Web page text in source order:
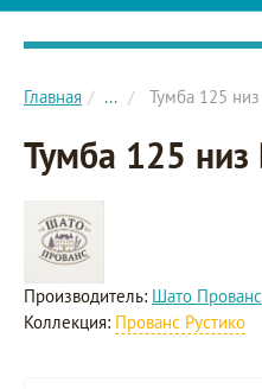
Главное меню сайта
Главная ... Тумба 125
Тумба 125 низ
Производитель: Шато Прованс
Коллекция: Прованс Рустико